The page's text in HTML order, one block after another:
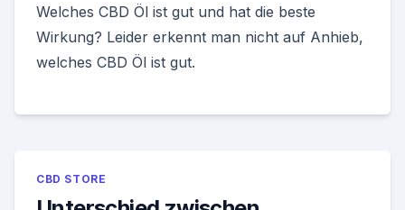
Welches CBD Öl ist gut und hat die beste
Wirkung? Leider erkennt man nicht auf Anhieb,
welches CBD Öl ist gut.
CBD STORE